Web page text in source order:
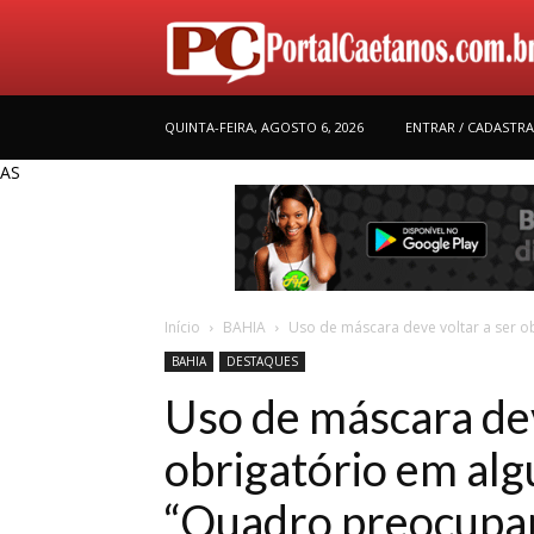
QUINTA-FEIRA, AGOSTO 6, 2026 ENTRAR /
AS
Início BAHIA Uso de máscara deve voltar a ser
BAHIA DESTAQUES
Uso de máscara
obrigatório em
“Quadro